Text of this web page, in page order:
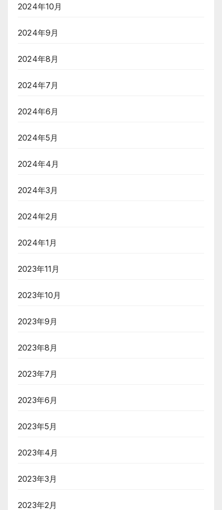
2024年10月
2024年9月
2024年8月
2024年7月
2024年6月
2024年5月
2024年4月
2024年3月
2024年2月
2024年1月
2023年11月
2023年10月
2023年9月
2023年8月
2023年7月
2023年6月
2023年5月
2023年4月
2023年3月
2023年2月